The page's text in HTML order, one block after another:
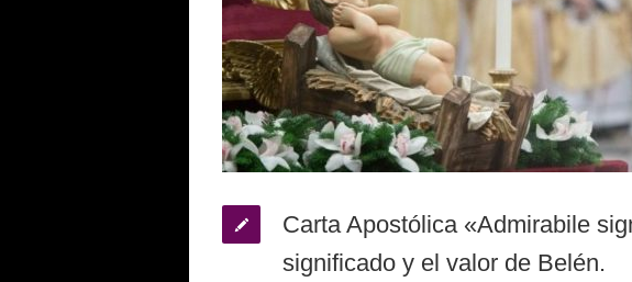
Carta Apostólica «Admirabile
significado y el valor de Belén.